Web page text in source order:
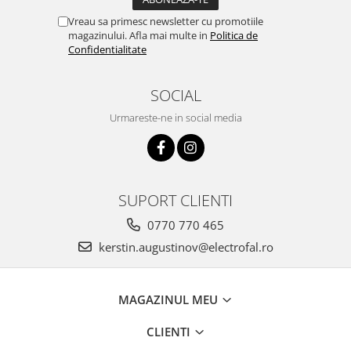
Vreau sa primesc newsletter cu promotiile
magazinului. Afla mai multe in Politica de
Confidentialitate
SOCIAL
Urmareste-ne in social media
SUPORT CLIENTI
0770 770 465
kerstin.augustinov@electrofal.ro
MAGAZINUL MEU
CLIENTI